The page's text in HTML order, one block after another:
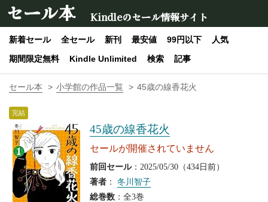
セール本 Kindleのセール情報サイト
新着セール 全セール 新刊 最安値 99円以下
人気
期間限定無料
Kindle Unlimited 検索 記事
セール本 小学館の作品一覧 45歳の線香花火
完結
45歳の線香花火
セールが開催されていません
前回セール：2025/05/30（434日前）
著者 ： 冬川智子
総巻数 ：全3巻